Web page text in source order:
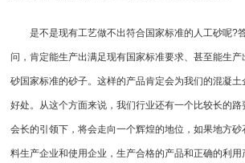
是不是现有工艺做不出符合国家标准的人工砂呢?
问，肯定能生产出满足现有国家标准要求、甚至能生
砂国家标准的砂子。这样的产品肯定会为我们的混凝
好处。从这个方面来说，我们行业还有一个比较长的路
会长的引领下，将会走向一个辉煌的地位，如果地方
料生产企业和使用企业，生产合格的产品和正确的利